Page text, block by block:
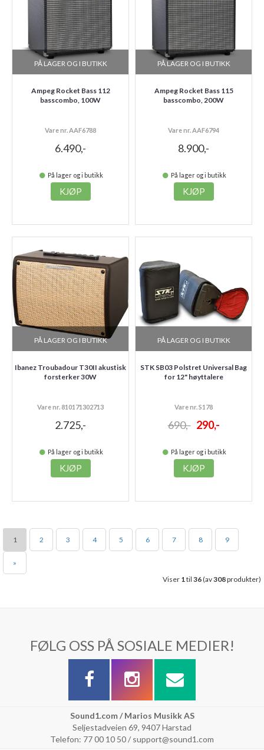
PÅ LAGER OG I BUTIKK
Ampeg Rocket Bass 112
basscombo, 100W
Vare nr. AAF6788
6.490,-
På lager og i butikk
KJØP
PÅ LAGER OG I BUTIKK
Ampeg Rocket Bass 115
basscombo, 200W
Vare nr. AAF6794
8.900,-
På lager og i butikk
KJØP
PÅ LAGER OG I BUTIKK
Ibanez Troubadour T30II akustisk
forsterker 30W
Vare nr. 810171302713
2.725,-
På lager og i butikk
KJØP
PÅ LAGER OG I BUTIKK
STK SB03 Polstret Universal Bag
for 12" høyttalere
Vare nr. S178
690,- 290,-
På lager og i butikk
KJØP
1 2 3 4 5 6 7 8 9
»
Viser 1til 36(av308produkter)
FØLG OSS PÅ SOSIALE MEDIER!
Sound1.com / Marios Musikk AS
Seljestadveien 69, 9407 Harstad
Telefon: 77 00 10 50 / support@sound1.com